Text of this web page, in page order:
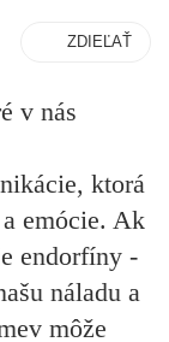
ZDIEĽAŤ
v nás
ktorá
emócie. Ak
endorfíny -
náladu a
môže